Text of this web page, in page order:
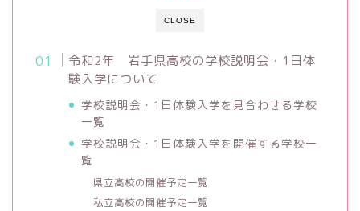
CLOSE
令和2年 岩手県高校の学校説明会・1日体
験入学について
学校説明会・1日体験入学を見合わせる学校
一覧
学校説明会・1日体験入学を開催する学校一
覧
県立高校の開催予定一覧
私立高校の開催予定一覧